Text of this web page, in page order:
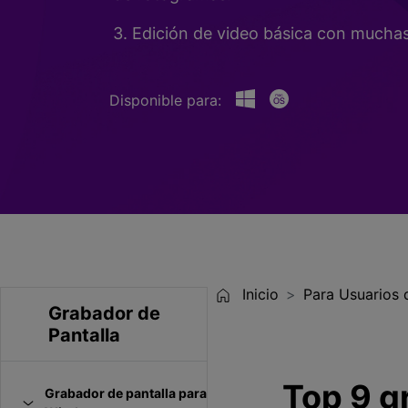
Grabar juegos >3. Edición de video básica con
Disponible para:
Inicio Para Usuarios
Top 9
Grabador de
Pantalla
Grabador de pantalla para